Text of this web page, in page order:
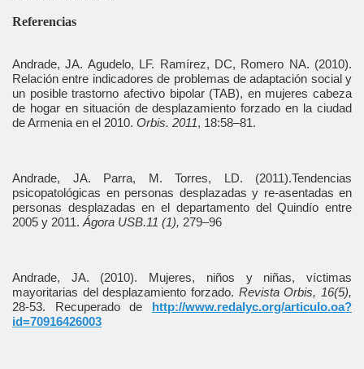
Referencias
Andrade, JA. Agudelo, LF. Ramírez, DC, Romero NA. (2010).
Relación entre indicadores de problemas de adaptación social y
un posible trastorno afectivo bipolar (TAB), en mujeres cabeza
de hogar en situación de desplazamiento forzado en la ciudad
de Armenia en el 2010. Orbis. 2011, 18:58–81.
Andrade, JA. Parra, M. Torres, LD. (2011).Tendencias
psicopatológicas en personas desplazadas y re-asentadas en
personas desplazadas en el departamento del Quindío entre
2005 y 2011. Ágora USB.11 (1), 279–96
Andrade, JA. (2010). Mujeres, niños y niñas, víctimas
mayoritarias del desplazamiento forzado. Revista Orbis, 16(5),
28-53. Recuperado de http://www.redalyc.org/articulo.oa?
id=70916426003